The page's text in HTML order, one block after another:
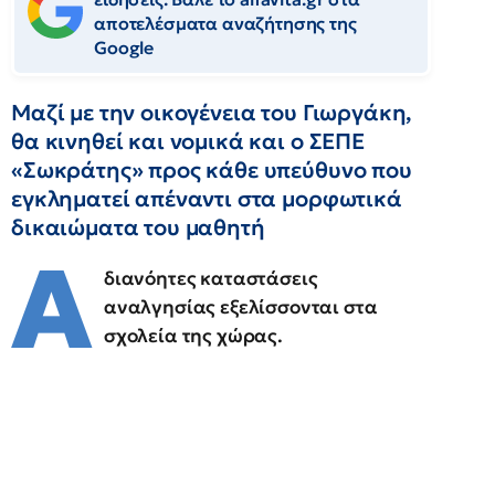
αποτελέσματα αναζήτησης της
Google
Μαζί με την οικογένεια του Γιωργάκη,
θα κινηθεί και νομικά και ο ΣΕΠΕ
«Σωκράτης» προς κάθε υπεύθυνο που
εγκληματεί απέναντι στα μορφωτικά
δικαιώματα του μαθητή
Α διανόητες καταστάσεις
αναλγησίας εξελίσσονται στα
σχολεία της χώρας.